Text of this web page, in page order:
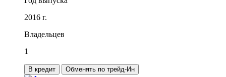
2016 г.
Владельцев
1
В кредит Обменять по трейд-Ин